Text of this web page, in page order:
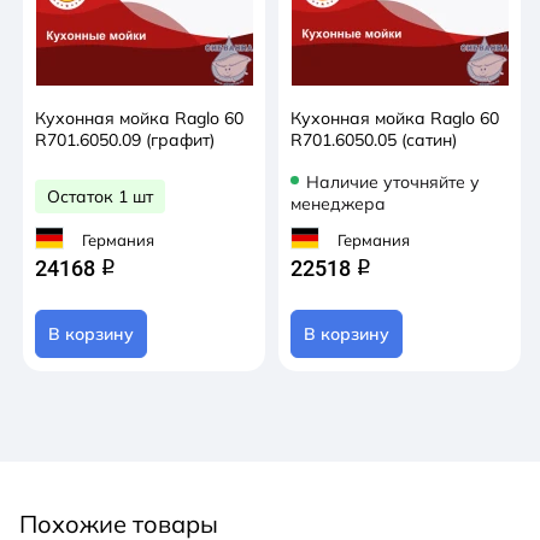
Кухонная мойка Raglo 60
R701.6050.09 (графит)
Остаток 1 шт
Германия
24168 q
В корзину
Кухонная мойка Raglo 60
R701.6050.05 (сатин)
Наличие уточняйте у
менеджера
Германия
22518 q
В корзину
Похожие товары